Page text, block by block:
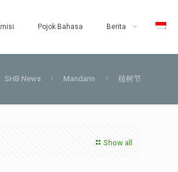
Pojok Bahasa Berita
SHB News Mandarin 植树节
Show all